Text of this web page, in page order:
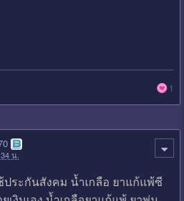
1
น.
ประกันสังคม น้ำเกลือ ยาแก้แพ้ซี